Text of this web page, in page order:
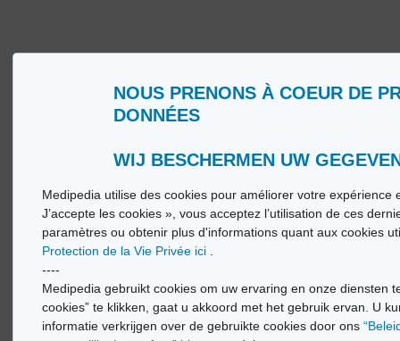
NOUS PRENONS À COEUR DE
DONNÉES
WIJ BESCHERMEN UW
Medipedia utilise des cookies pour améliorer votre expérience
J’accepte les cookies », vous acceptez l’utilisation de ces
paramètres ou obtenir plus d'informations quant aux cookies
Protection de la Vie Privée ici .
----
Medipedia gebruikt cookies om uw ervaring en onze diensten
cookies” te klikken, gaat u akkoord met het gebruik ervan. U
informatie verkrijgen over de gebruikte cookies door ons
Qui sommes nous ?
©